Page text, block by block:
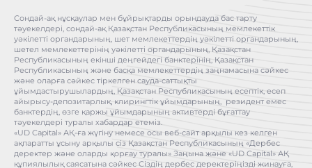
Сондай-ақ нұсқаулар мен бұйрықтарды орындауда бас тарту
тәуекелдері, сондай-ақ Қазақстан Республикасының мемлекеттік
уәкілетті органдарының, шет мемлекеттердің уәкілетті органдарының,
шетел мемлекеттерінің уәкілетті органдарының, Қазақстан
Республикасының екінші деңгейдегі банктерінің, Қазақстан
Республикасының және басқа мемлекеттердің заңнамасына сәйкес
және оларға сәйкес тіркелген сауда-саттықты
ұйымдастырушылардың, Қазақстан Республикасының есептік, есеп
айырысу-депозитарлық, клирингтік ұйымдарының, резидент емес
банктердің, өзге қаржы ұйымдарының активтерді бұғаттау
тәуекелдері туралы хабардар етеміз.
«UD Capital» АҚ-ға жүгіну немесе осы веб-сайт арқылы кез келген
ақпаратты ұсыну арқылы сіз Қазақстан Республикасының «Дербес
деректер және оларды қорғау туралы» Заңына және «UD Capital» АҚ
құпиялылық саясатына сәйкес Сіздің дербес деректеріңізді жинауға,